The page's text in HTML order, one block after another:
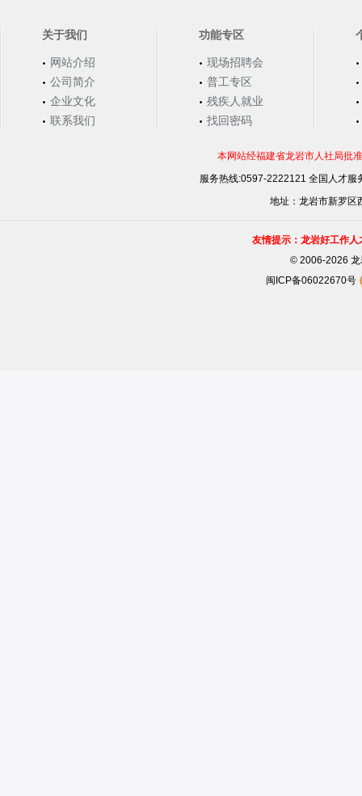
关于我们
网站介绍
公司简介
企业文化
联系我们
功能专区
现场招聘会
普工专区
残疾人就业
找回密码
本网站经福建省龙岩市人社局批
服务热线:0597-2222121 全国人才
地址：龙岩市新罗区
友情提示：龙岩好工作
©2006-2026 龙
闽ICP备06022670号